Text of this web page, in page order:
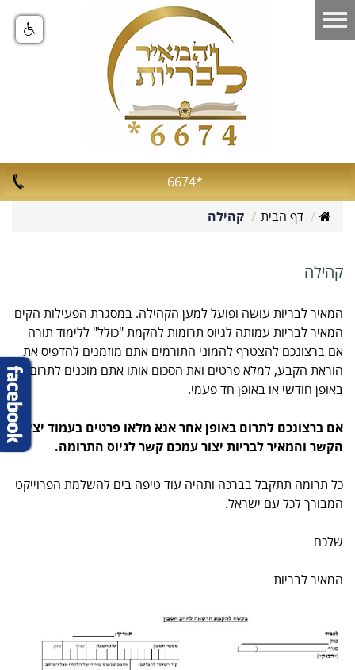
*6674
דף הבית
קהילה
קהילה
המאיר לבריות עושה ופועל למען הקהילה. במסגרת הפעילות הקים
המאיר לבריות עמותה לגיוס תרומות להקמת "כולל" ללימוד תורה
אם ברצונכם להצטרף להמוני התורמים אתם מוזמנים להדפיס את
הוראת הקבע, למלא פרטים ואת הסכום אותו אתם מוכנים לתרום
באופן חודשי או באופן חד פעמי.
אם ברצונכם לתרום באופן אחר אנא מלאו פרטים בעמוד יצירת
הקשר והמאיר לבריות יצור עמכם קשר לגיוס התרומה.
כל תרומה תתקבל בברכה ותהיה עוד טיפה בים להשלמת הפרוייקט
המבורך לכל עם ישראל.
שלכם
המאיר לבריות